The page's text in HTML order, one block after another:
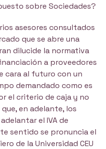
sobre Sociedades?
asesores consultados
que se abre una
dilucide la normativa
a proveedores
cara al futuro con un
demandado como es
el criterio de caja y no
en adelante, los
el IVA de
sentido se pronuncia el
de la Universidad CEU